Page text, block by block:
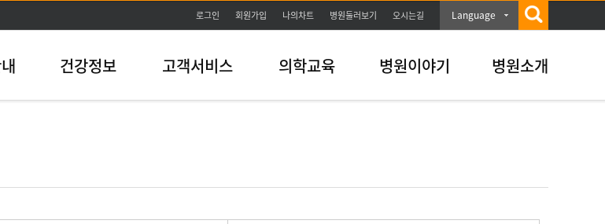
본문바로가기
로그인 회원가입 나의차트 병원둘러보기 오시는길 Language
건강정보 고객서비스 의학교육 병원이야기 병원소개